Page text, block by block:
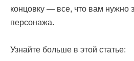
концовку — все, что вам нужно
персонажа.
Узнайте больше в этой статье: